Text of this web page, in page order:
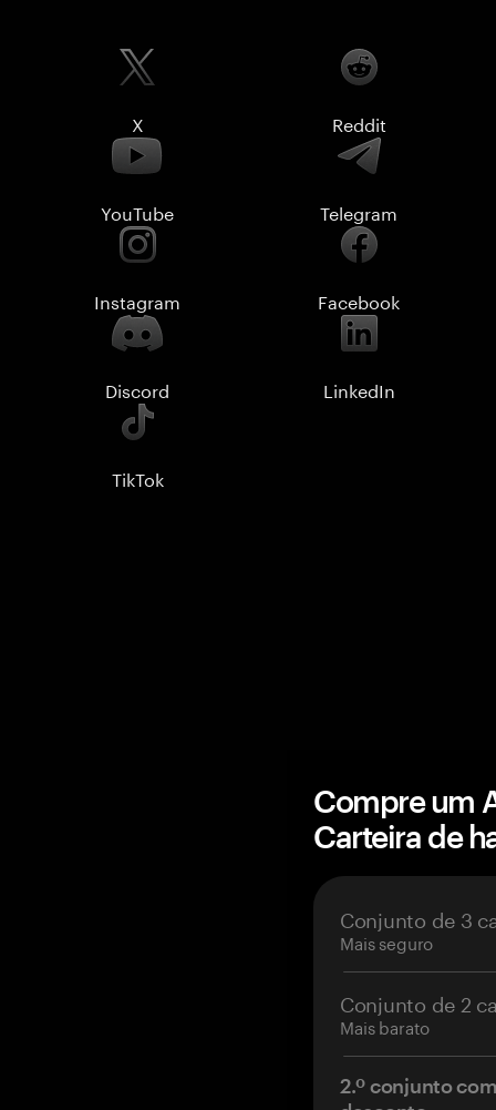
X Reddit
YouTube Telegram
Instagram Facebook
Discord LinkedIn
TikTok
Compre um
Carteira de
Conjunto de 3
Mais seguro
Conjunto de 2
Mais barato
2.º conjunto